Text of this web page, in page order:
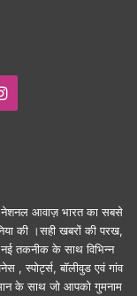
Instagram
आवाज़ भारत का सबसे
की ।सही खबरों की परख,
नई तकनीक के साथ विभिन्न
, स्पोर्ट्स, बॉलीवुड एवं गांव
के साथ जो आपको गुमनाम